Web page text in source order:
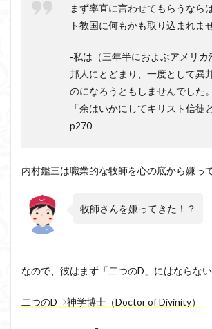
まず率直に言わせてもらうなら
ト教国に何もかも取り込まれま
‐私は（三年半におよぶアメリ
邦人にとどまり、一度として異
のになろうともしませんでした。
「余はいかにしてキリスト信徒
p270
内村鑑三は職業的な牧師を心の底から嫌っ
牧師さんを嫌ってきた！？
なので、彼はまず「二つのD」にはならない
二つのD⇒神学博士（Doctor of Divinity）